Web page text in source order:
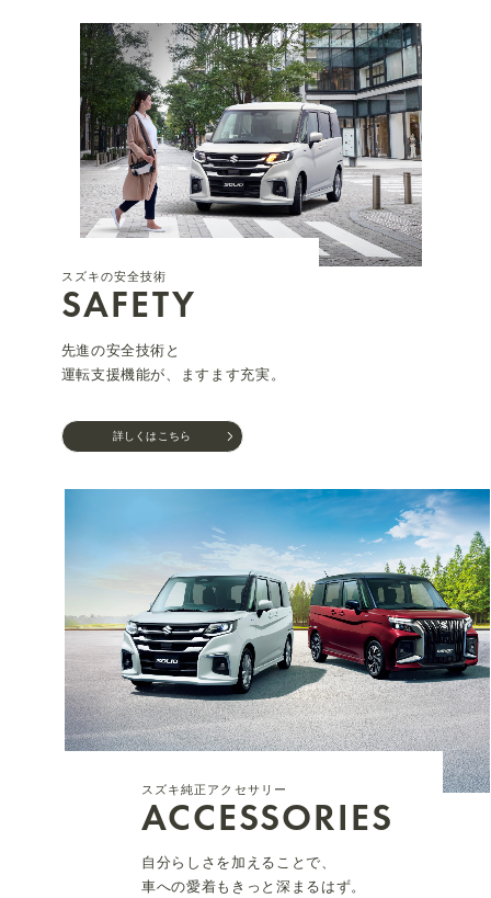
スズキの安全技術
SAFETY
先進の安全技術と
運転支援機能が、ますます充実。
詳しくはこちら
スズキ純正アクセサリー
ACCESSORIES
自分らしさを加えることで、
車への愛着もきっと深まるはず。